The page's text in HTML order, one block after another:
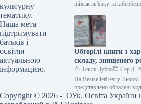
культурну
тематику.
Наша мета —
підтримувати
батьків і
освітян
актуальною
інформацією.
військ зв'язку та
8 серпня вперше
військ…
Обгорілі книги з
складу, знищеного
ударом,
BestsellerFest у
Текля Зубко
Сер 8,
На BestsellerFest у Львові
представлено обпалені
харківського складу,
Copyright © 2026 - ОУк. Освіта України